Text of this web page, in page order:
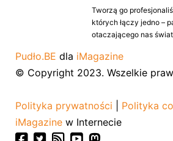
Tworzą go
których łączy jedno –
otaczającego nas
Pudło.BE dla iMagazine
© Copyright 2023. Wszelkie
Polityka prywatności
Polityka
iMagazine w Internecie